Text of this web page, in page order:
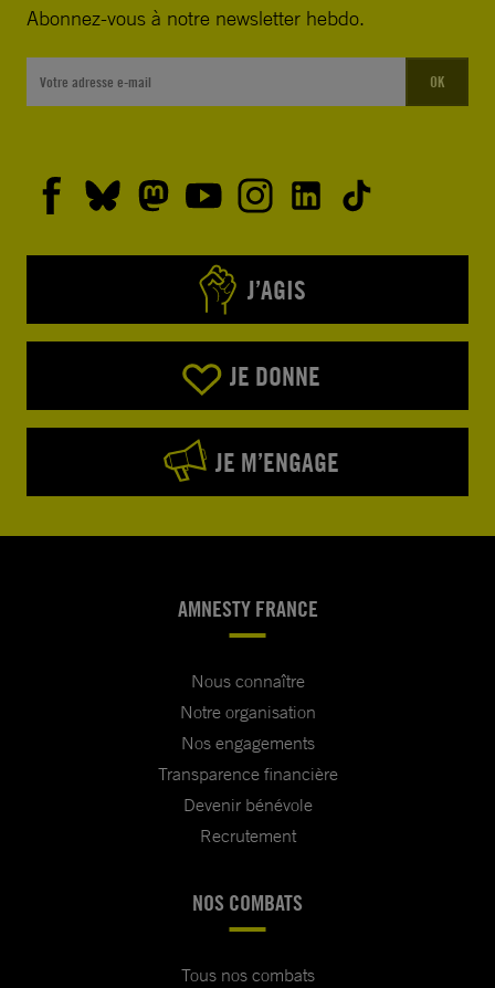
Abonnez-vous à notre newsletter hebdo.
OK
J’AGIS
JE DONNE
JE M’ENGAGE
AMNESTY FRANCE
Nous connaître
Notre organisation
Nos engagements
Transparence financière
Devenir bénévole
Recrutement
NOS COMBATS
Tous nos combats